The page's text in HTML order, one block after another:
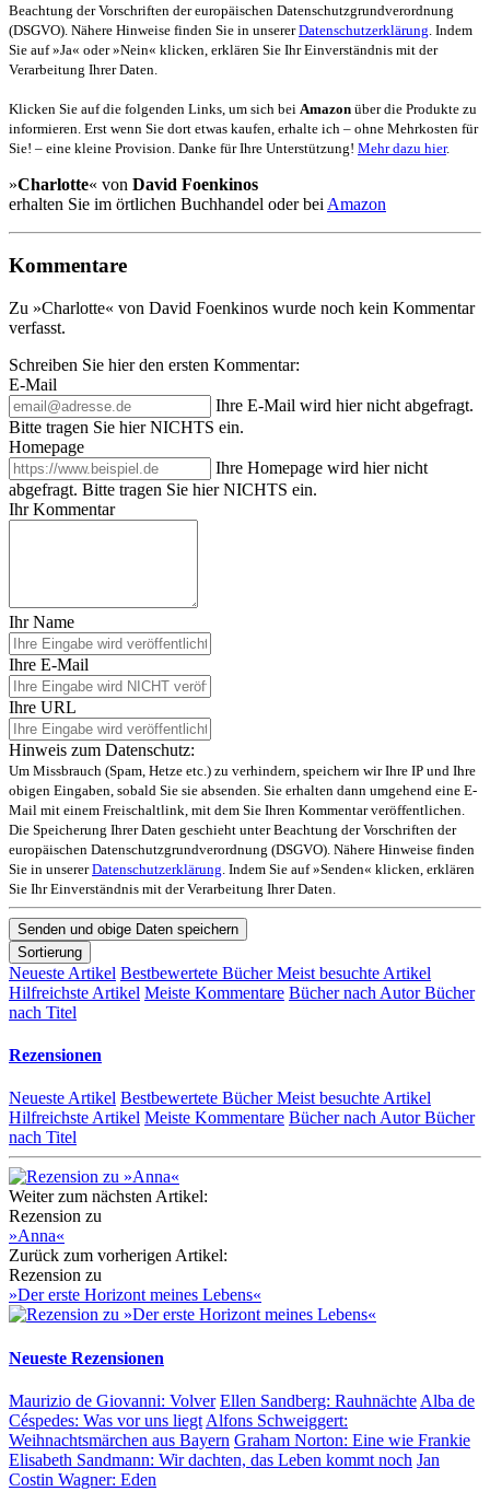
Beachtung der Vorschriften der europäischen Datenschutzgrundverordnung
(DSGVO). Nähere Hinweise finden Sie in unsererDatenschutzerklärung . Indem
Sie auf »Ja« oder »Nein« klicken, erklären Sie Ihr Einverständnis mit der
Verarbeitung Ihrer Daten.
Klicken Sie auf die folgenden Links, um sich bei Amazon über die Produkte zu
informieren. Erst wenn Sie dort etwas kaufen, erhalte ich – ohne Mehrkosten für
Sie! – eine kleine Provision. Danke für Ihre Unterstützung! Mehr dazu hier.
»Charlotte« von David Foenkinos
erhalten Sie im örtlichen Buchhandel oder bei Amazon
Kommentare
Zu »Charlotte« von David Foenkinos wurde noch kein Kommentar
verfasst.
Schreiben Sie hier den ersten Kommentar:
E-Mail
Ihre E-Mail wird hier nicht abgefragt.
Bitte tragen Sie hier NICHTS ein.
Homepage
Ihre Homepage wird hier nicht
abgefragt. Bitte tragen Sie hier NICHTS ein.
Ihr Kommentar
Ihr Name
Ihre E-Mail
Ihre URL
Hinweis zum Datenschutz:
Um Missbrauch (Spam, Hetze etc.) zu verhindern, speichern wir Ihre IP und Ihre
obigen Eingaben, sobald Sie sie absenden. Sie erhalten dann umgehend eine E-
Mail mit einem Freischaltlink, mit dem Sie Ihren Kommentar veröffentlichen.
Die Speicherung Ihrer Daten geschieht unter Beachtung der Vorschriften der
europäischen Datenschutzgrundverordnung (DSGVO). Nähere Hinweise finden
Sie in unsererDatenschutzerklärung . Indem Sie auf »Senden« klicken, erklären
Sie Ihr Einverständnis mit der Verarbeitung Ihrer Daten.
Sortierung
Neueste Artikel Bestbewertete BücherMeist besuchte Artikel
Hilfreichste Artikel Meiste Kommentare Bücher nach AutorBücher
nach Titel
Rezensionen
Neueste Artikel Bestbewertete BücherMeist besuchte Artikel
Hilfreichste Artikel Meiste Kommentare Bücher nach AutorBücher
nach Titel
Weiter zum nächsten Artikel:
Rezension zu
»Anna«
Zurück zum vorherigen Artikel:
Rezension zu
»Der erste Horizont meines Lebens«
Neueste Rezensionen
Maurizio de Giovanni: Volver Ellen Sandberg: Rauhnächte Alba de
Céspedes: Was vor uns liegt Alfons Schweiggert:
Weihnachtsmärchen aus Bayern Graham Norton: Eine wie Frankie
Elisabeth Sandmann: Wir dachten, das Leben kommt noch Jan
Costin Wagner: Eden